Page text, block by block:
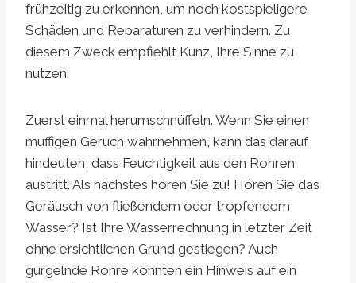
frühzeitig zu erkennen, um noch kostspieligere
Schäden und Reparaturen zu verhindern. Zu
diesem Zweck empfiehlt Kunz, Ihre Sinne zu
nutzen.
Zuerst einmal herumschnüffeln. Wenn Sie einen
muffigen Geruch wahrnehmen, kann das darauf
hindeuten, dass Feuchtigkeit aus den Rohren
austritt. Als nächstes hören Sie zu! Hören Sie das
Geräusch von fließendem oder tropfendem
Wasser? Ist Ihre Wasserrechnung in letzter Zeit
ohne ersichtlichen Grund gestiegen? Auch
gurgelnde Rohre könnten ein Hinweis auf ein